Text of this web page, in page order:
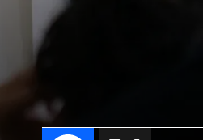
X
Facebook